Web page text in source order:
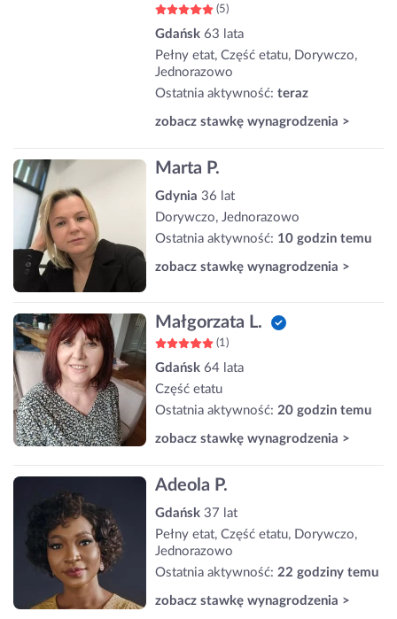
(5)
Gdańsk 63 lata
Pełny etat, Część etatu, Dorywczo,
Jednorazowo
Ostatnia aktywność: teraz
zobacz stawkę wynagrodzenia >
Marta P.
Gdynia 36 lat
Dorywczo, Jednorazowo
Ostatnia aktywność: 10 godzin temu
zobacz stawkę wynagrodzenia >
Małgorzata L.
(1)
Gdańsk 64 lata
Część etatu
Ostatnia aktywność: 20 godzin temu
zobacz stawkę wynagrodzenia >
Adeola P.
Gdańsk 37 lat
Pełny etat, Część etatu, Dorywczo,
Jednorazowo
Ostatnia aktywność: 22 godziny temu
zobacz stawkę wynagrodzenia >